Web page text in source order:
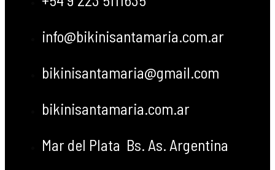
info@bikinisantamaria.com.ar
bikinisantamaria@gmail.com
bikinisantamaria.com.ar
Mar del Plata Bs. As. Argentina